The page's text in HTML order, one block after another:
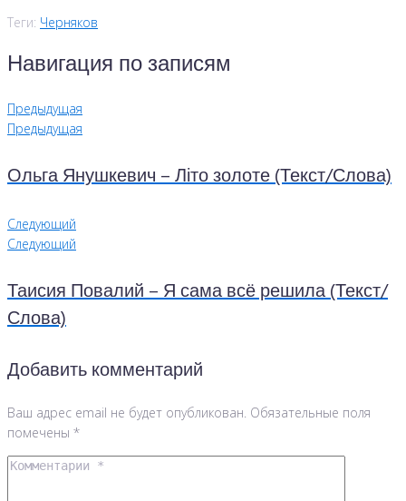
Теги: Черняков
Навигация по записям
Предыдущая
Предыдущая
Ольга Янушкевич – Літо золоте (Текст/Слова)
Следующий
Следующий
Таисия Повалий – Я сама всё решила (Текст/
Слова)
Добавить комментарий
Ваш адрес email не будет опубликован. Обязательные поля
помечены *